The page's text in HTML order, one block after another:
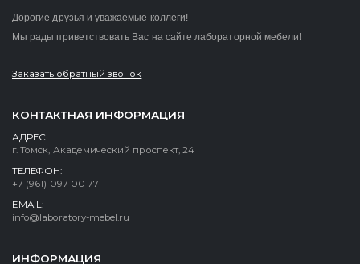
Дорогие друзья и уважаемые коллеги!
Мы рады приветствовать Вас на сайте лабораторной мебели!
Заказать обратный звонок
КОНТАКТНАЯ ИНФОРМАЦИЯ
АДРЕС:
г. Томск, Академический проспект, 24
ТЕЛЕФОН:
+7 (961) 097 00 77
EMAIL:
info@laboratory-mebel.ru
ИНФОРМАЦИЯ